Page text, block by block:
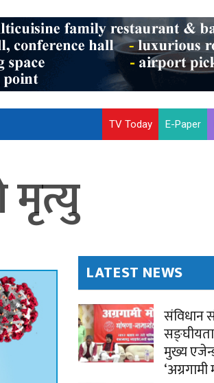
TV Today E-Paper
LATEST NEWS
संविधान
मुख्य
‘अग्रगामी